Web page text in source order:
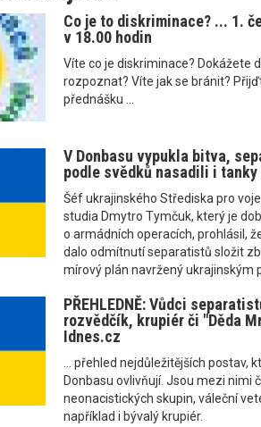
Co je to diskriminace? ... 1.
v 18.00 hodin
Víte co je diskriminace? Dokážete
rozpoznat? Víte jak se bránit?
přednášku ...
V Donbasu vypukla bitva,
podle svědků nasadili i
Šéf ukrajinského Střediska pro
studia Dmytro Tymčuk, který je
o armádních operacích, prohlásil,
dalo odmítnutí separatistů složit
mírový plán navržený ukrajinským
PŘEHLEDNĚ: Vůdci
rozvědčík, krupiér či "Děda
Idnes.cz
... přehled nejdůležitějších postav,
Donbasu ovlivňují. Jsou mezi nimi
neonacistických skupin, váleční
například i bývalý krupiér.